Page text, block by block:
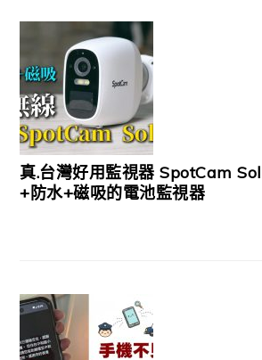
真.台灣好用監視器 SpotCam
+防水+磁吸的電池監視器